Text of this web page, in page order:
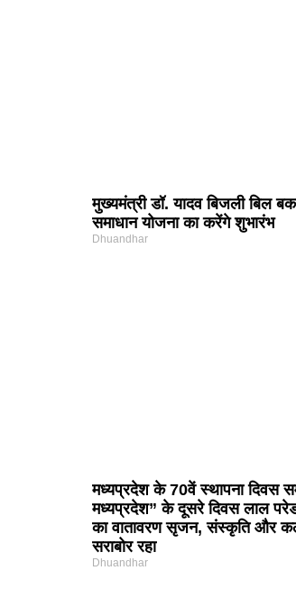
मुख्यमंत्री डॉ. यादव बिजली बिल
समाधान योजना का करेंगे शुभारंभ
Dhuandhar
मध्यप्रदेश के 70वें स्थापना दिवस
मध्यप्रदेश” के दूसरे दिवस लाल
का वातावरण सृजन, संस्कृति और
सराबोर रहा
Dhuandhar